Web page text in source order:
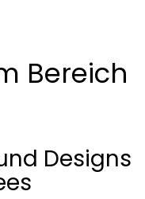
Bereich
Designs